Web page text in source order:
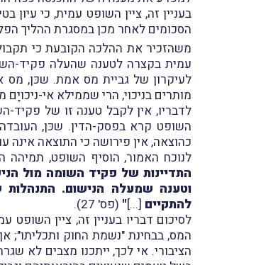
בעניין זה, ציין השופט עמית, כי
הסכומים לאחר מכן במסגרת ההליך
משהזכיר את ההלכה הקובעת כי
עמית בקצרה לטענה שהעלה פקיד-
לעיקרון של גביית מס אמת. שכּן, מס
מותרים בניכוי, הרי שממילא אי-
לדבריו, אין לקבל טענה זו של
השופט קרא בפסק-הדין. שכּן,
כהוצאה, אין פירושה כי התוצאה
לנוכח האמור, הוסיף השופט,
התדיינות של פקיד השומה מול
וטענה שמעלה הנישום.
להתקיים [...]
" (פס' 27).
לסיכום דבריו בעניין זה, ציין
המס, בבחינת "נשמת החוק ותכליתו";
הציבורי. אי לכך, ייתכנו מצבים לא